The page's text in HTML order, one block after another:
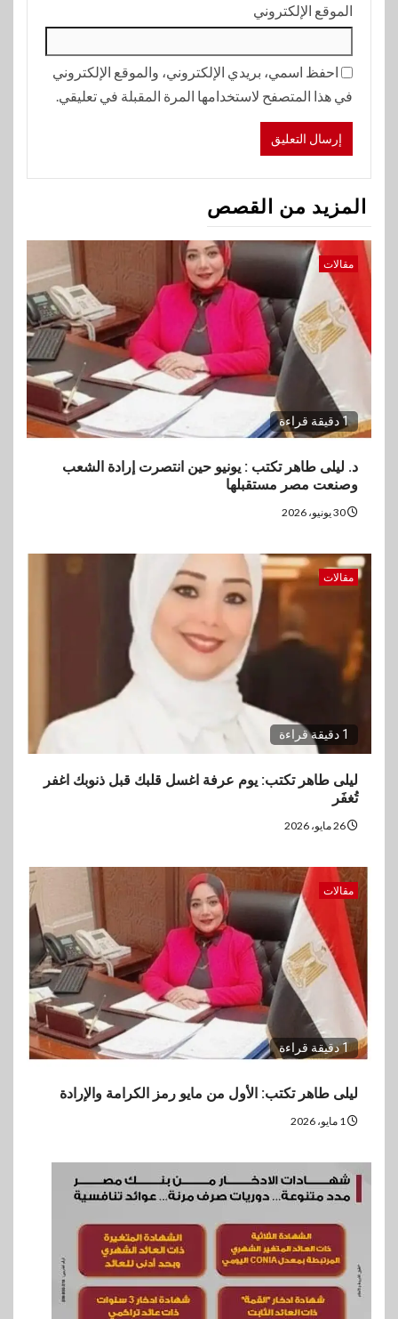
الموقع الإلكتروني
احفظ اسمي، بريدي الإلكتروني، والموقع الإلكتروني
في هذا المتصفح لاستخدامها المرة المقبلة في تعليقي.
المزيد من القصص
مقالات
1 دقيقة قراءة
د. ليلى طاهر تكتب : يونيو حين انتصرت إرادة الشعب
وصنعت مصر مستقبلها
مقالات
1 دقيقة قراءة
ليلى طاهر تكتب: يوم عرفة اغسل قلبك قبل ذنوبك اغفر
تُغفَر
مقالات
1 دقيقة قراءة
ليلى طاهر تكتب: الأول من مايو رمز الكرامة والإرادة